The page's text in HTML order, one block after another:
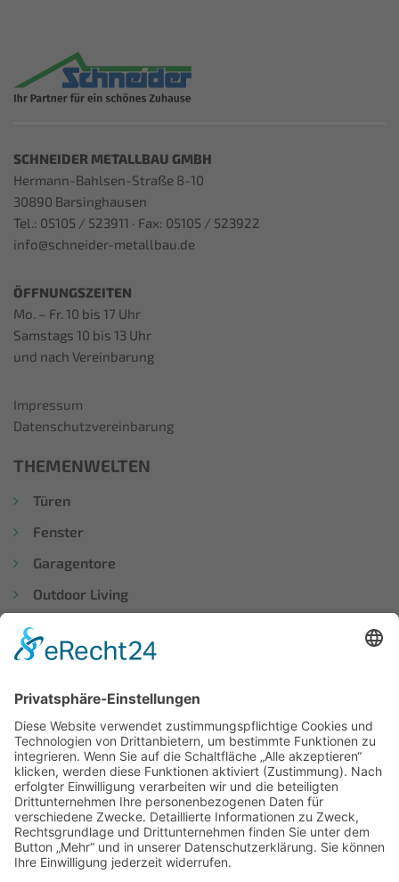
SCHNEIDER METALLBAU GMBH
Hermann-Bahlsen-Straße 8-10
30890 Barsinghausen
Tel.: 05105 / 523911 · Fax: 05105 / 523922
info@schneider-metallbau.de
ÖFFNUNGSZEITEN
Mo. – Fr. 10 bis 17 Uhr
Samstags 10 bis 13 Uhr
und nach Vereinbarung
Impressum
Datenschutzvereinbarung
THEMENWELTEN
Türen
Fenster
Garagentore
Outdoor Living
WISSENSWERTES
Suche
Lexikon
Über uns
Ausstellung
Blog
Karriere